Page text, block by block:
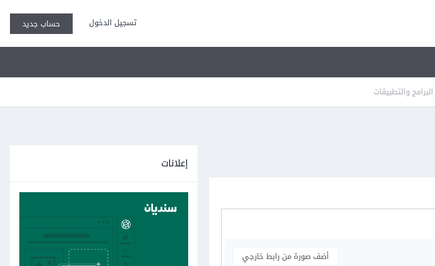
تسجيل الدخول حساب جديد
البرامج والتطبيقات
أضف صورة من رابط خارجي
إعلانات